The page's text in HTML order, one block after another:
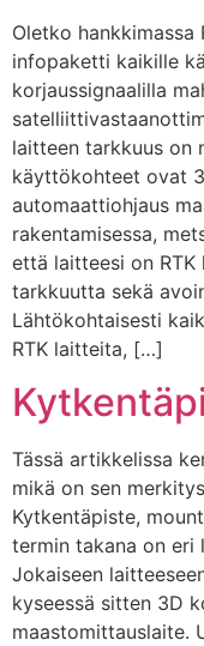
Oletko hankkimassa
infopaketti kaikille
korjaussignaalilla
laitteen tarkkuus on
käyttökohteet ovat
automaattiohjaus
rakentamisessa,
että laitteesi on
tarkkuutta sekä
Lähtökohtaisesti
RTK laitteita, […]
Tässä artikkelissa
mikä on sen
Kytkentäpiste,
termin takana on eri
Jokaiseen
kyseessä sitten 3D
maastomittauslaite.